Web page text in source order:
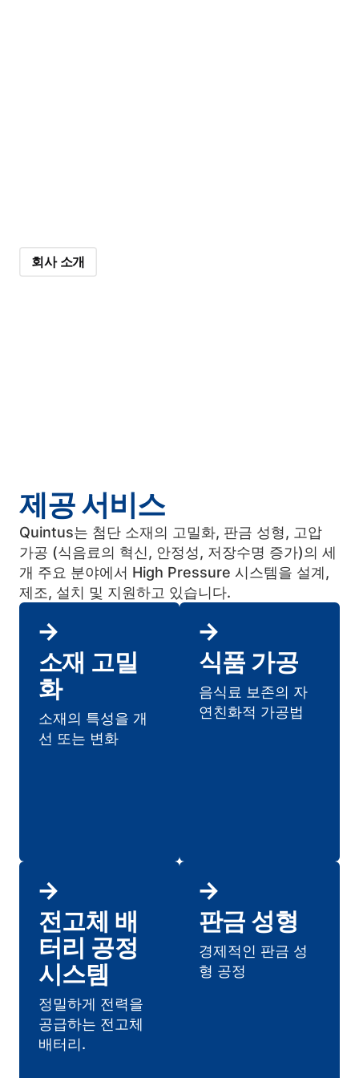
회사 소개
제공 서비스
Quintus는 첨단 소재의 고밀화, 판금 성형, 고압
가공 (식음료의 혁신, 안정성, 저장수명 증가)의 세
개 주요 분야에서 High Pressure 시스템을 설계,
제조, 설치 및 지원하고 있습니다.
소재 고밀
화
소재의 특성을 개
선 또는 변화
전고체 배
터리 공정
시스템
정밀하게 전력을
공급하는 전고체
배터리.
식품 가공
음식료 보존의 자
연친화적 가공법
판금 성형
경제적인 판금 성
형 공정